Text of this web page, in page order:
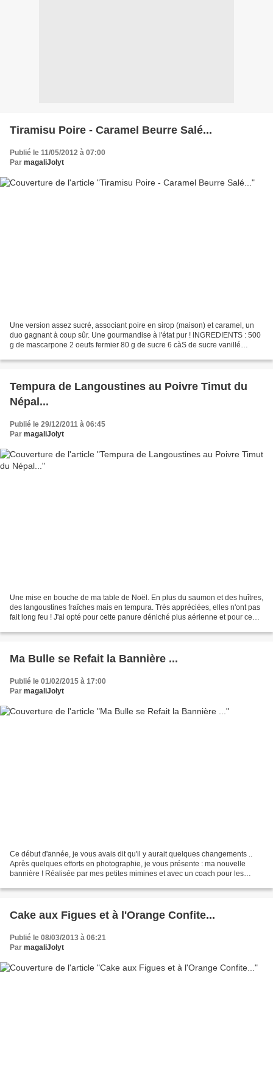
Tiramisu Poire - Caramel Beurre Salé...
Publié le 11/05/2012 à 07:00
Par magaliJolyt
Une version assez sucré, associant poire en sirop (maison) et caramel, un
duo gagnant à coup sûr. Une gourmandise à l'état pur ! INGREDIENTS : 500
g de mascarpone 2 oeufs fermier 80 g de sucre 6 càS de sucre vanillé
Tempura de Langoustines au Poivre Timut du
Népal...
Publié le 29/12/2011 à 06:45
Par magaliJolyt
Une mise en bouche de ma table de Noël. En plus du saumon et des huîtres,
des langoustines fraîches mais en tempura. Très appréciées, elles n'ont pas
fait long feu ! J'ai opté pour cette panure déniché plus aérienne et pour ce
Ma Bulle se Refait la Bannière ...
Publié le 01/02/2015 à 17:00
Par magaliJolyt
Ce début d'année, je vous avais dit qu'il y aurait quelques changements ..
Après quelques efforts en photographie, je vous présente : ma nouvelle
bannière ! Réalisée par mes petites mimines et avec un coach pour les
Cake aux Figues et à l'Orange Confite...
Publié le 08/03/2013 à 06:21
Par magaliJolyt